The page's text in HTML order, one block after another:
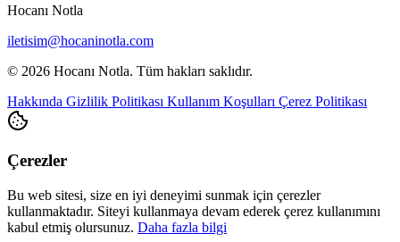
Hocanı Notla
iletisim@hocaninotla.com
© 2026 Hocanı Notla. Tüm hakları saklıdır.
Hakkında Gizlilik Politikası Kullanım Koşulları Çerez Politikası
Çerezler
Bu web sitesi, size en iyi deneyimi sunmak için çerezler
kullanmaktadır. Siteyi kullanmaya devam ederek çerez kullanımını
kabul etmiş olursunuz. Daha fazla bilgi